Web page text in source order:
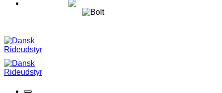
Hurtig levering